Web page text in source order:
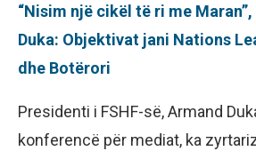
“Nisim një cikël të ri me
Duka: Objektivat jani Nations
dhe Botërori
Presidenti i FSHF-së, Armand
konferencë për mediat, ka